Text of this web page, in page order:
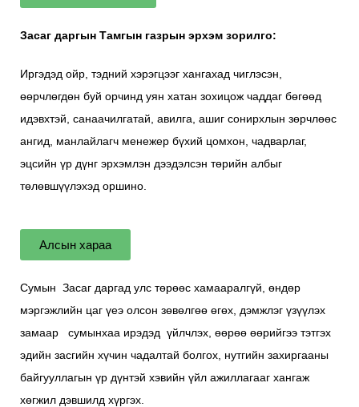
Засаг даргын Тамгын газрын эрхэм зорилго:
Иргэдэд ойр, тэдний хэрэгцээг хангахад чиглэсэн,
өөрчлөгдөн буй орчинд уян хатан зохицож чаддаг бөгөөд
идэвхтэй, санаачилгатай, авилга, ашиг сонирхлын зөрчлөөс
ангид, манлайлагч менежер бүхий цомхон, чадварлаг,
эцсийн үр дүнг эрхэмлэн дээдэлсэн төрийн албыг
төлөвшүүлэхэд оршино.
Алсын хараа
Сумын Засаг даргад улс төрөөс хамааралгүй, өндөр
мэргэжлийн цаг үеэ олсон зөвөлгөө өгөх, дэмжлэг үзүүлэх
замаар сумынхаа ирэдэд үйлчлэх, өөрөө өөрийгээ тэтгэх
эдийн засгийн хүчин чадалтай болгох, нутгийн захиргааны
байгууллагын үр дүнтэй хэвийн үйл ажиллагааг хангаж
хөгжил дэвшилд хүргэх.